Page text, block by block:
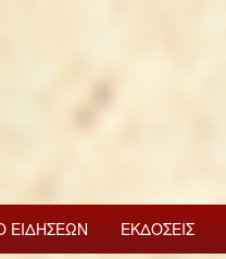
ΕΙΔΗΣΕΩΝ ΕΚΔΟΣΕΙΣ